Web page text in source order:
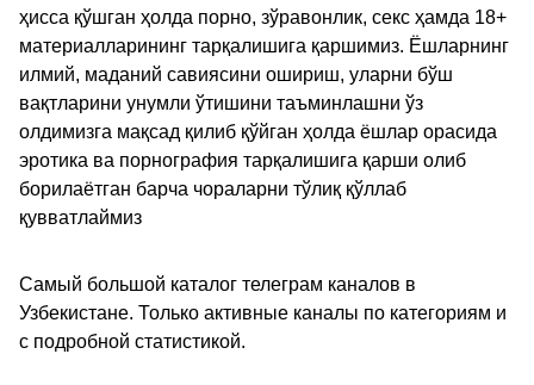
ҳисса қўшган ҳолда порно, зўравонлик, секс ҳамда 18+
материалларининг тарқалишига қаршимиз. Ёшларнинг
илмий, маданий савиясини ошириш, уларни бўш
вақтларини унумли ўтишини таъминлашни ўз
олдимизга мақсад қилиб қўйган ҳолда ёшлар орасида
эротика ва порнография тарқалишига қарши олиб
борилаётган барча чораларни тўлиқ қўллаб
қувватлаймиз
Самый большой каталог телеграм каналов в
Узбекистане. Только активные каналы по категориям и
с подробной статистикой.